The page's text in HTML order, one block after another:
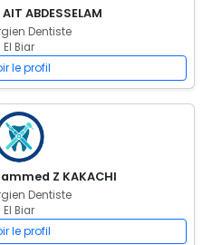
ABDESSELAM
Dentiste
El Biar
le profil
Z KAKACHI
Dentiste
El Biar
le profil